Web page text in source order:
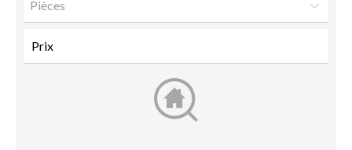
Pièces